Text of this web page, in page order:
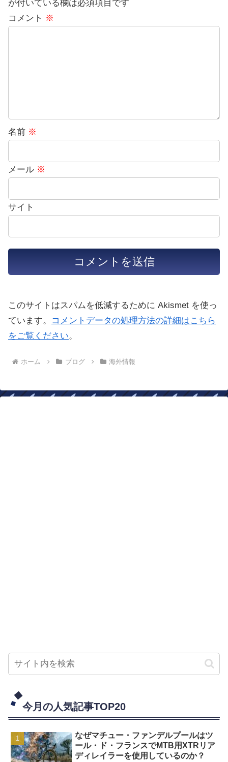
が付いている欄は必須項目です
コメント ※
名前 ※
メール ※
サイト
このサイトはスパムを低減するために Akismet を使っ
ています。
コメントデータの処理方法の詳細はこちら
をご覧ください。
ホーム ブログ 海外情報
今月の人気記事TOP20
なぜマチュー・ファンデルプールはツ
ール・ド・フランスでMTB用XTRリア
ディレイラーを使用しているのか？